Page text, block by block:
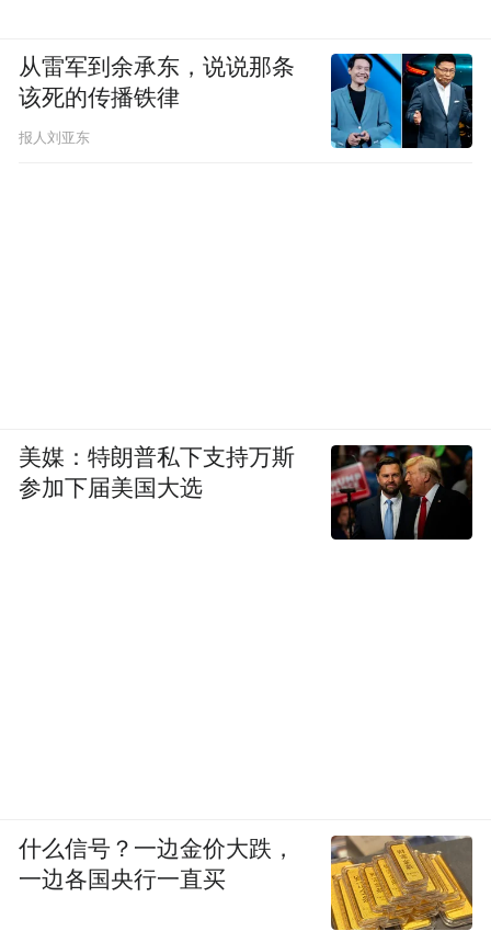
从雷军到余承东，说说那条
该死的传播铁律
报人刘亚东
美媒：特朗普私下支持万斯
参加下届美国大选
什么信号？一边金价大跌，
一边各国央行一直买